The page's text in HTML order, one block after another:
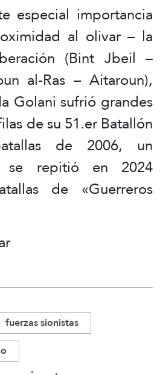
especial importancia
al olivar – la
(Bint Jbeil –
al-Ras – Aitaroun),
Golani sufrió grandes
de su 51.er Batallón
de 2006, un
se repitió en 2024
de «Guerreros
fuerzas sionistas